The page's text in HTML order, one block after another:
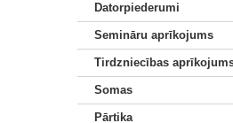
Datorpiederumi
Semināru aprīkojums
Tirdzniecības
Somas
Pārtika